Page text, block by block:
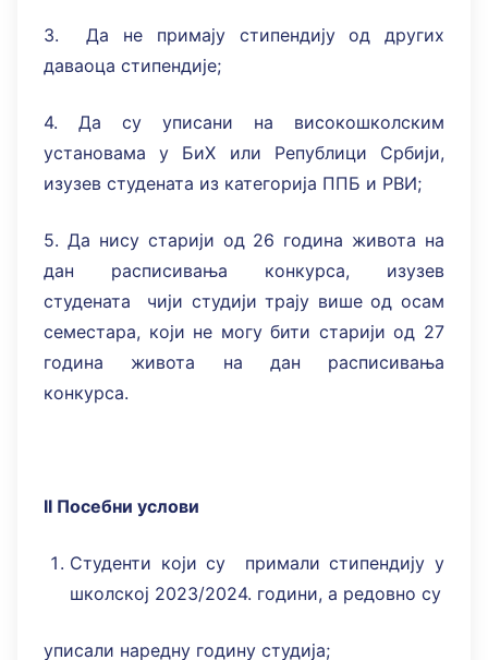
3. Да не примају стипендију од других
даваоца стипендије;
4. Да су уписани на високошколским
установама у БиХ или Републици Србији,
изузев студената из категорија ППБ и РВИ;
5. Да нису старији од 26 година живота на
дан расписивања конкурса, изузев
студената чији студији трају више од осам
семестара, који не могу бити старији од 27
година живота на дан расписивања
конкурса.
II Посебни услови
Студенти који су примали стипендију у
школској 2023/2024. години, а редовно су
уписали наредну годину студија;